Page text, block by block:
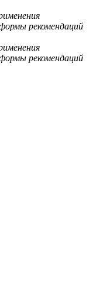
рекомендаций
рекомендаций